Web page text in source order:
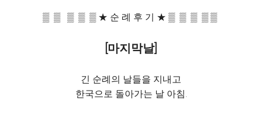
▒ ▒ ▒ ▒ ▒ ★ 순 례 후 기 ★ ▒ ▒ ▒ ▒ ▒
[마지막날]
긴 순례의 날들을 지내고
한국으로 돌아가는 날 아침.